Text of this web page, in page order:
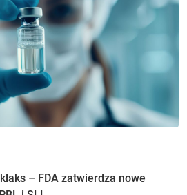
– FDA zatwierdza nowe